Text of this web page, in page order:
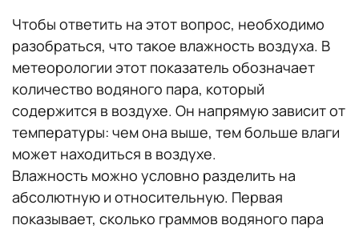
Чтобы ответить на этот вопрос, необходимо
разобраться, что такое влажность воздуха. В
метеорологии этот показатель обозначает
количество водяного пара, который
содержится в воздухе. Он напрямую зависит от
температуры: чем она выше, тем больше влаги
может находиться в воздухе.
Влажность можно условно разделить на
абсолютную и относительную. Первая
показывает, сколько граммов водяного пара